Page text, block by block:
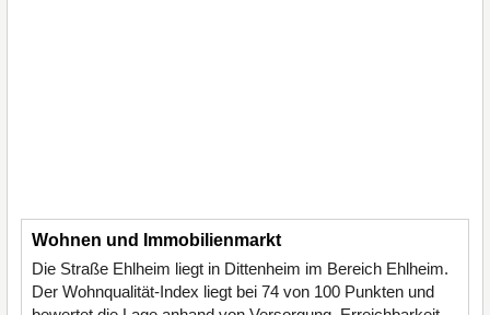
Wohnen und Immobilienmarkt
Die Straße Ehlheim liegt in Dittenheim im Bereich Ehlheim.
Der Wohnqualität-Index liegt bei 74 von 100 Punkten und